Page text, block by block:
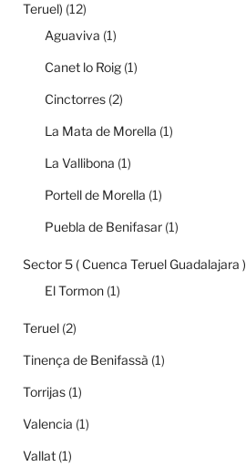
Teruel) (12)
Aguaviva (1)
Canet lo Roig(1)
Cinctorres(2)
La Mata de Morella (1)
La Vallibona (1)
Portell de Morella (1)
Puebla de Benifasar(1)
Sector 5 ( Cuenca Teruel Guadalajara )
El Tormon(1)
Teruel(2)
Tinença de Benifassà (1)
Torrijas(1)
Valencia (1)
Vallat(1)